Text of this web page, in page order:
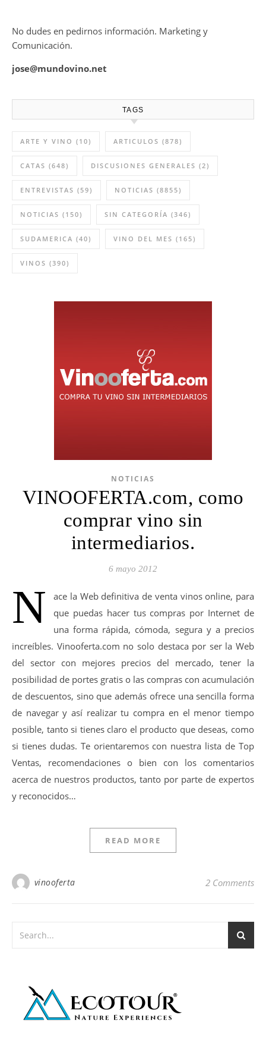
No dudes en pedirnos información. Marketing y
Comunicación.
jose@mundovino.net
TAGS
ARTE Y VINO (10) ARTICULOS (878)
CATAS (648) DISCUSIONES GENERALES (2)
ENTREVISTAS (59) NOTICIAS (8855)
NOTICIAS (150) SIN CATEGORÍA (346)
SUDAMERICA (40) VINO DEL MES (165)
VINOS (390)
NOTICIAS
VINOOFERTA.com, como
comprar vino sin
intermediarios.
6 mayo 2012
N
ace la Web definitiva de venta vinos online, para
que puedas hacer tus compras por Internet de
una forma rápida, cómoda, segura y a precios
increíbles. Vinooferta.com no solo destaca por ser la Web
del sector con mejores precios del mercado, tener la
posibilidad de portes gratis o las compras con acumulación
de descuentos, sino que además ofrece una sencilla forma
de navegar y así realizar tu compra en el menor tiempo
posible, tanto si tienes claro el producto que deseas, como
si tienes dudas. Te orientaremos con nuestra lista de Top
Ventas, recomendaciones o bien con los comentarios
acerca de nuestros productos, tanto por parte de expertos
y reconocidos…
READ MORE
vinooferta 2 Comments